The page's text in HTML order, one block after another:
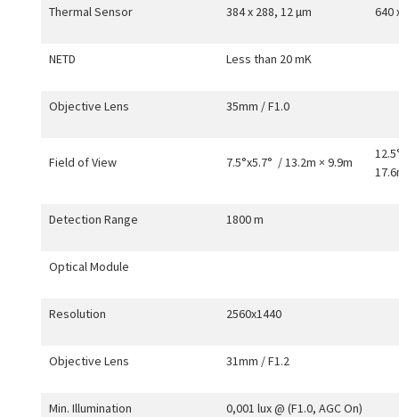
Thermal Sensor 384 x 288, 12 µm 640
NETD Less than 20 mK
Objective Lens 35mm / F1.0
Field of View 7.5°x5.7° / 13.2m × 9.9m
Detection Range 1800 m
Optical Module
Resolution 2560x1440
Objective Lens 31mm / F1.2
Min. Illumination 0,001 lux @ (F1.0, AGC On)